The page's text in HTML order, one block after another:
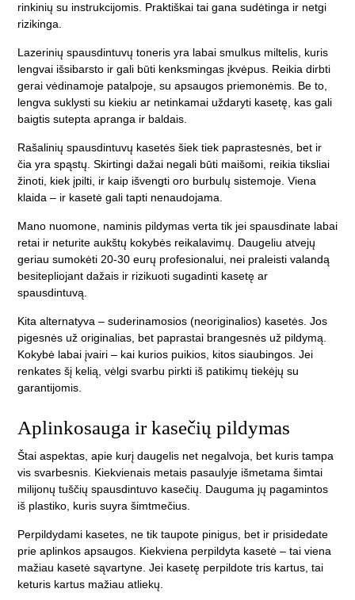
rinkinių su instrukcijomis. Praktiškai tai gana sudėtinga ir netgi
rizikinga.
Lazerinių spausdintuvų toneris yra labai smulkus miltelis, kuris
lengvai išsibarsto ir gali būti kenksmingas įkvėpus. Reikia dirbti
gerai vėdinamoje patalpoje, su apsaugos priemonėmis. Be to,
lengva suklysti su kiekiu ar netinkamai uždaryti kasetę, kas gali
baigtis sutepta apranga ir baldais.
Rašalinių spausdintuvų kasetės šiek tiek paprastesnės, bet ir
čia yra spąstų. Skirtingi dažai negali būti maišomi, reikia tiksliai
žinoti, kiek įpilti, ir kaip išvengti oro burbulų sistemoje. Viena
klaida – ir kasetė gali tapti nenaudojama.
Mano nuomone, naminis pildymas verta tik jei spausdinate labai
retai ir neturite aukštų kokybės reikalavimų. Daugeliu atvejų
geriau sumokėti 20-30 eurų profesionalui, nei praleisti valandą
besitepliojant dažais ir rizikuoti sugadinti kasetę ar
spausdintuvą.
Kita alternatyva – suderinamosios (neoriginalios) kasetės. Jos
pigesnės už originalias, bet paprastai brangesnės už pildymą.
Kokybė labai įvairi – kai kurios puikios, kitos siaubingos. Jei
renkates šį kelią, vėlgi svarbu pirkti iš patikimų tiekėjų su
garantijomis.
Aplinkosauga ir kasečių pildymas
Štai aspektas, apie kurį daugelis net negalvoja, bet kuris tampa
vis svarbesnis. Kiekvienais metais pasaulyje išmetama šimtai
milijonų tuščių spausdintuvo kasečių. Dauguma jų pagamintos
iš plastiko, kuris suyra šimtmečius.
Perpildydami kasetes, ne tik taupote pinigus, bet ir prisidedate
prie aplinkos apsaugos. Kiekviena perpildyta kasetė – tai viena
mažiau kasetė sąvartyne. Jei kasetę perpildote tris kartus, tai
keturis kartus mažiau atliekų.